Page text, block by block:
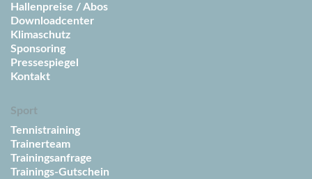
Hallenpreise / Abos
Downloadcenter
Klimaschutz
Sponsoring
Pressespiegel
Kontakt
Sport
Tennistraining
Trainerteam
Trainingsanfrage
Trainings-Gutschein